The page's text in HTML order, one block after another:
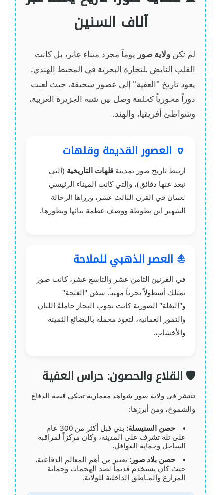
آلاف السنين
لم تكن ولاية صور يوماً مجرد ميناء عابر، بل كانت
القلب النابض للتجارة البحرية في المحيط الهندي.
يعود تاريخ "العفية" إلى عصور سحيقة، حيث لعبت
دوراً محورياً كحلقة وصل بين شبه الجزيرة العربية،
وشواطئ أفريقيا، والهند.
🏺 العصور القديمة وقلهات
ارتبط تاريخ صور بمدينة قلهات التاريخية (التي
تبعد عنها دقائق)، والتي كانت الميناء الرئيسي
لعمان في القرن الثالث عشر، وزراها الرحالة
الشهير ابن بطوطة ووصف عظمة بنائها وتطورها.
⛵ العصر الذهبي للملاحة
في القرنين الثامن عشر والتاسع عشر، كانت صور
تمتلك أسطولاً بحرياً مهيباً. سفن "الغنجة"
و"البغلة" الصورية كانت تجوب البحار حاملةً اللبان
والتمور العمانية، لتعود محملة بالبضائع الثمينة
والأخشاب.
🛡️ القلاع والحصون: حراس العفية
تنتشر في ولاية صور شواهد معمارية تحكي قصة الدفاع
والشموخ، ومن أبرزها:
حصن السنيسلة:
بني قبل أكثر من 300 عام
على تلة تشرف على المدينة، وكان مركزاً لمراقبة
الساحل وحماية القوافل.
حصن بلاد صور: يعتبر من أهم المعالم الدفاعية،
حيث كان يستخدم قديماً لصد الهجمات وحماية
المزارع والمناطق الداخلية للولاية.